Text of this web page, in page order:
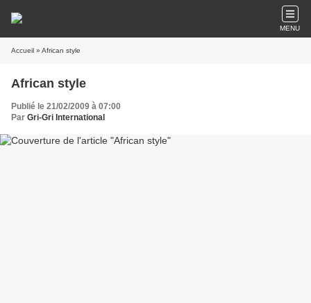
MENU
Accueil » African style
African style
Publié le 21/02/2009 à 07:00
Par Gri-Gri International